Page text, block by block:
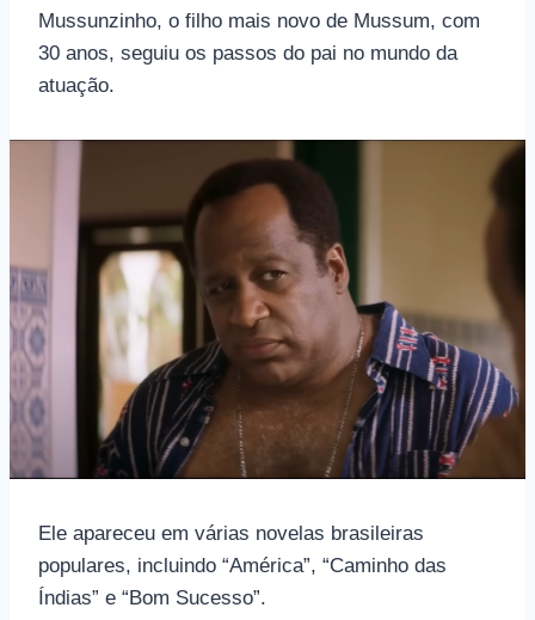
Mussunzinho, o filho mais novo de Mussum, com
30 anos, seguiu os passos do pai no mundo da
atuação.
Ele apareceu em várias novelas brasileiras
populares, incluindo “América”, “Caminho das
Índias” e “Bom Sucesso”.